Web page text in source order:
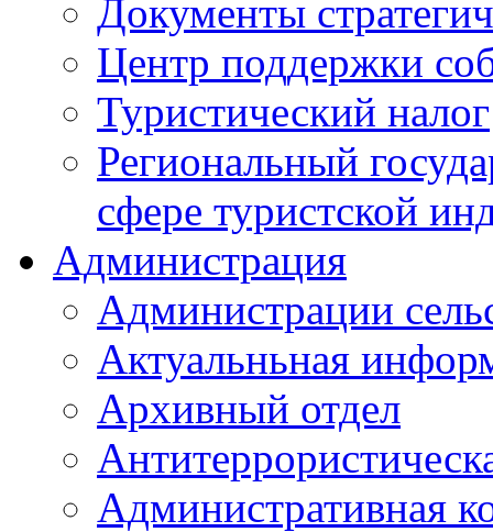
Документы
Центр поддержки
Туристический налог
Региональный
сфере туристской
Администрация
Администрации
Актуальньная
Архивный отдел
Административная